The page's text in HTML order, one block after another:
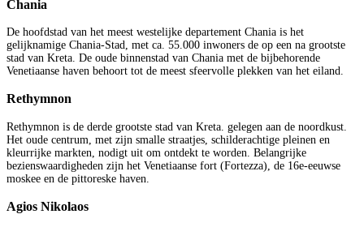
Chania
De hoofdstad van het meest westelijke departement Chania is het
gelijknamige Chania-Stad, met ca. 55.000 inwoners de op een na grootste
stad van Kreta. De oude binnenstad van Chania met de bijbehorende
Venetiaanse haven behoort tot de meest sfeervolle plekken van het eiland.
Rethymnon
Rethymnon is de derde grootste stad van Kreta. gelegen aan de noordkust.
Het oude centrum, met zijn smalle straatjes, schilderachtige pleinen en
kleurrijke markten, nodigt uit om ontdekt te worden. Belangrijke
bezienswaardigheden zijn het Venetiaanse fort (Fortezza), de 16e-eeuwse
moskee en de pittoreske haven.
Agios Nikolaos